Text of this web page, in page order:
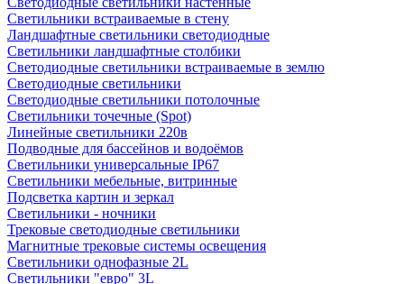
Светильники встраиваемые в стену
Ландшафтные светильники светодиодные
Светильники ландшафтные столбики
Светодиодные светильники встраиваемые в землю
Светодиодные светильники
Светодиодные светильники потолочные
Светильники точечные (Spot)
Линейные светильники 220в
Подводные для бассейнов и водоёмов
Светильники универсальные IP67
Светильники мебельные, витринные
Подсветка картин и зеркал
Светильники - ночники
Трековые светодиодные светильники
Магнитные трековые системы освещения
Светильники однофазные 2L
Светильники "евро" 3L